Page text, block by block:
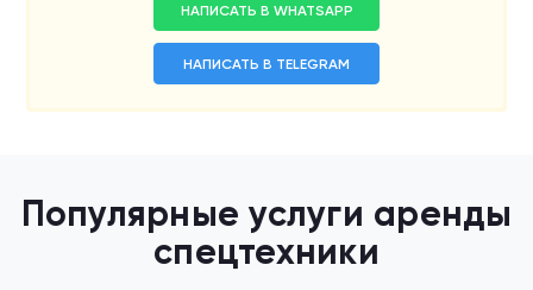
НАПИСАТЬ В WHATSAPP
НАПИСАТЬ В TELEGRAM
Популярные услуги аренды
спецтехники